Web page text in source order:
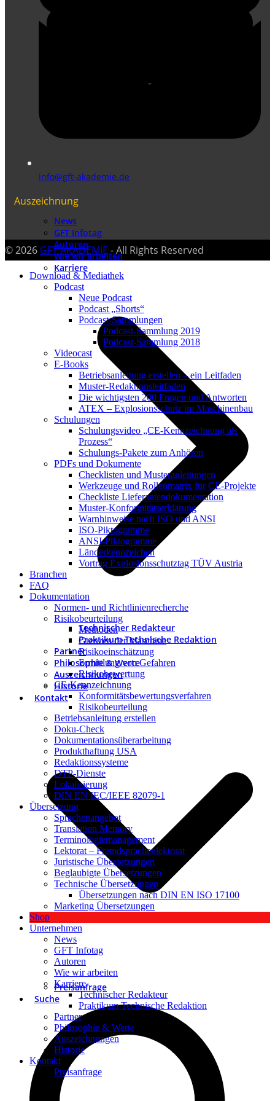
News
GFT Infotag
Autoren
Wie wir arbeiten
Karriere
Technischer Redakteur
Praktikum Technische Redaktion
Partner
Philosophie & Werte
Auszeichnungen
Historie
Kontakt
Preisanfrage
Suche
info@gft-akademie.de
Auszeichnung
© 2026 GFT AKADEMIE- All Rights Reserved
Download & Mediathek
Podcast
Neue Podcast
Podcast „Shorts“
Podcast-Sammlungen
Podcast-Sammlung 2019
Podcast-Sammlung 2018
Videocast
E-Books
Betriebsanleitung erstellen – ein Leitfaden
Muster-Redaktionsleitfaden
Die wichtigsten 200 Fragen und Antworten
ATEX – Explosionsschutz im Maschinenbau
Schulungen
Schulungsvideo „CE-Kennzeichnung als
Prozess“
Schulungs-Pakete zum Anhören
PDFs und Dokumente
Checklisten und Musteranleitungen
Werkzeuge und Rollenmatrix für CE-Projekte
Checkliste Lieferantendokumentation
Muster-Konformitätserklärung
Warnhinweise nach ISO und ANSI
ISO-Piktogramme
ANSI-Piktogramme
Länderkennzeichen
Vortrag Explosionsschutztag TÜV Austria
Branchen
FAQ
Dokumentation
Normen- und Richtlinienrecherche
Risikobeurteilung
Methoden
Grenzen der Maschine
Risikoeinschätzung
Ermittlung von Gefahren
Risikobewertung
CE-Kennzeichnung
Konformitätsbewertungsverfahren
Risikobeurteilung
Betriebsanleitung erstellen
Doku-Check
Dokumentationsüberarbeitung
Produkthaftung USA
Redaktionssysteme
DTP-Dienste
Lokalisierung
DIN EN IEC/IEEE 82079-1
Übersetzung
Sprachenangebot
Translation Memory
Terminologiemanagement
Lektorat – Fremdsprachenlektorat
Juristische Übersetzungen
Beglaubigte Übersetzungen
Technische Übersetzungen
Übersetzungen nach DIN EN ISO 17100
Marketing Übersetzungen
Shop
Unternehmen
News
GFT Infotag
Autoren
Wie wir arbeiten
Karriere
Technischer Redakteur
Praktikum Technische Redaktion
Partner
Philosophie & Werte
Auszeichnungen
Historie
Kontakt
Preisanfrage